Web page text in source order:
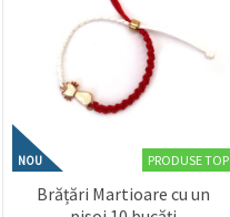
NOU PRODUSE TOP
Brățări Martioare cu un